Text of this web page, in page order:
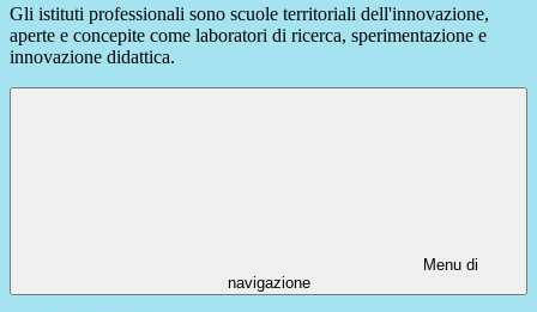
Gli istituti professionali sono scuole territoriali dell'innovazione,
aperte e concepite come laboratori di ricerca, sperimentazione e
innovazione didattica.
Menu di
navigazione